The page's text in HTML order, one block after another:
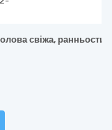
свіжа,